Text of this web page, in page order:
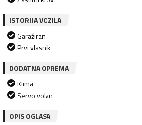
ISTORIJA VOZILA
Garažiran
Prvi vlasnik
DODATNA OPREMA
Klima
Servo volan
OPIS OGLASA